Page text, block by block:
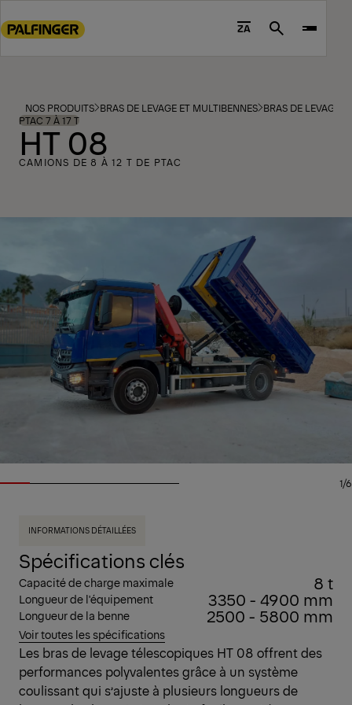
to
footer
content
ZA Search
NOS PRODUITS BRAS DE LEVAGE ET MULTIBENNES BRAS DE LEVAGE
PTAC 7 À 17 T
HT 08
CAMIONS DE 8 À 12 T DE PTAC
1/6
INFORMATIONS DÉTAILLÉES
Spécifications clés
Capacité de charge maximale 8 t
Longueur de l'équipement 3350 - 4900 mm
Longueur de la benne 2500 - 5800 mm
Voir toutes les spécifications
Les bras de levage télescopiques HT 08 offrent des
performances polyvalentes grâce à un système
coulissant qui s’ajuste à plusieurs longueurs de